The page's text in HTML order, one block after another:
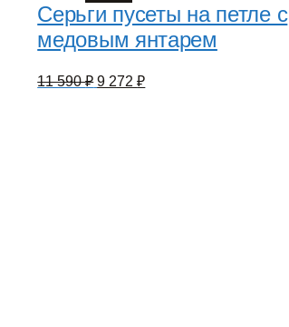
Серьги пусеты на петле с
медовым янтарем
11 590₽ Первоначальная
9 272₽Текущая